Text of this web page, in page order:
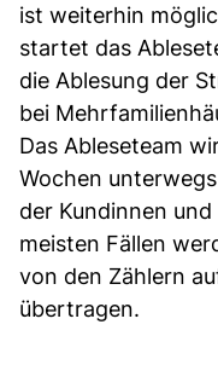
ist weiterhin
startet das
die Ablesung der
bei
Das Ableseteam
Wochen
der Kundinnen
meisten Fällen
von den Zählern
übertragen.